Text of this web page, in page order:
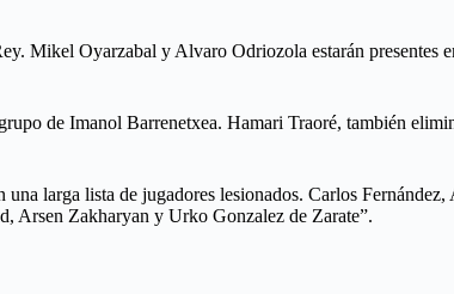
Mikel Oyarzabal y Alvaro Odriozola estarán presentes
de Imanol Barrenetxea. Hamari Traoré, también
larga lista de jugadores lesionados. Carlos
Arsen Zakharyan y Urko Gonzalez de Zarate”.